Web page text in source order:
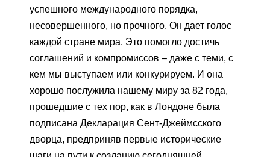
успешного международного порядка,
несовершенного, но прочного. Он дает голос
каждой стране мира. Это помогло достичь
соглашений и компромиссов – даже с теми, с
кем мы выступаем или конкурируем. И она
хорошо послужила нашему миру за 82 года,
прошедшие с тех пор, как в Лондоне была
подписана Декларация Сент-Джеймсского
дворца, предприняв первые исторические